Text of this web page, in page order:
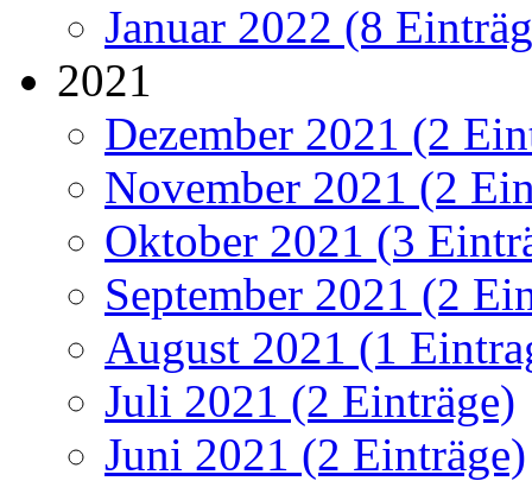
Januar 2022 (8
2021
Dezember 2021 (2
November 2021 (2
Oktober 2021 (3
September 2021 (2
August 2021 (1
Juli 2021 (2 Einträge)
Juni 2021 (2 Einträge)